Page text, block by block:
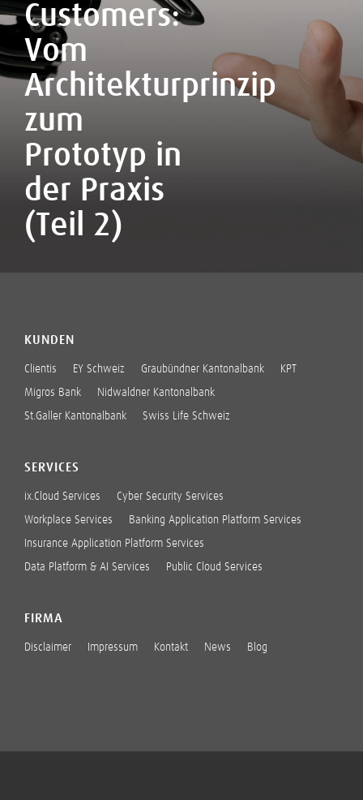
Customers:
Vom
Architekturprinzip
zum
Prototyp in
der Praxis
(Teil 2)
KUNDEN
Clientis EY Schweiz Graubündner Kantonalbank KPT
Migros Bank Nidwaldner Kantonalbank
St.Galler Kantonalbank Swiss Life Schweiz
SERVICES
ix.Cloud Services Cyber Security Services
Workplace Services Banking Application Platform Services
Insurance Application Platform Services
Data Platform & AI Services Public Cloud Services
FIRMA
Disclaimer Impressum Kontakt News Blog